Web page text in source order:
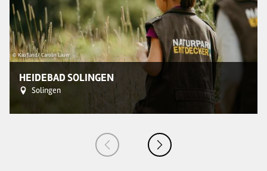
© Kaufland/ Carolin Lauer
HEIDEBAD SOLINGEN
Solingen